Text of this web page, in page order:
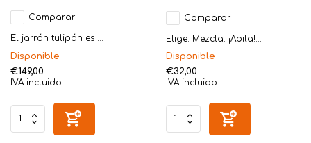
Comparar
El jarrón tulipán es ...
Disponible
€149,00
IVA incluido
Comparar
Elige. Mezcla. ¡Apila!...
Disponible
€32,00
IVA incluido